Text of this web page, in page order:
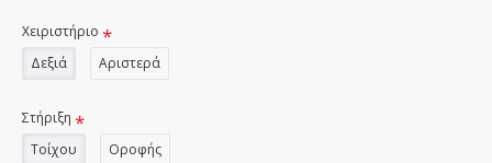
Χειριστήριο
Δεξιά
Αριστερά
Στήριξη
Τοίχου
Οροφής